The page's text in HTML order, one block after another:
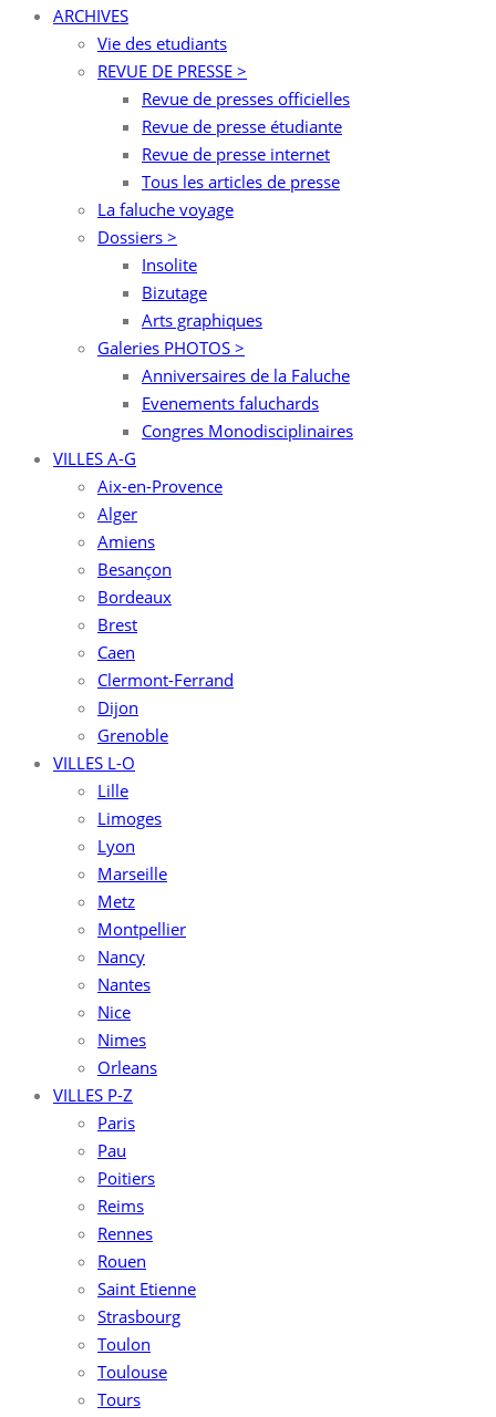
ARCHIVES
Vie des etudiants
REVUE DE PRESSE >
Revue de presses officielles
Revue de presse étudiante
Revue de presse internet
Tous les articles de presse
La faluche voyage
Dossiers >
Insolite
Bizutage
Arts graphiques
Galeries PHOTOS >
Anniversaires de la Faluche
Evenements faluchards
Congres Monodisciplinaires
VILLES A-G
Aix-en-Provence
Alger
Amiens
Besançon
Bordeaux
Brest
Caen
Clermont-Ferrand
Dijon
Grenoble
VILLES L-O
Lille
Limoges
Lyon
Marseille
Metz
Montpellier
Nancy
Nantes
Nice
Nimes
Orleans
VILLES P-Z
Paris
Pau
Poitiers
Reims
Rennes
Rouen
Saint Etienne
Strasbourg
Toulon
Toulouse
Tours